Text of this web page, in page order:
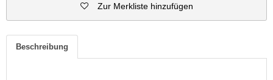
Zur Merkliste hinzufügen
Beschreibung